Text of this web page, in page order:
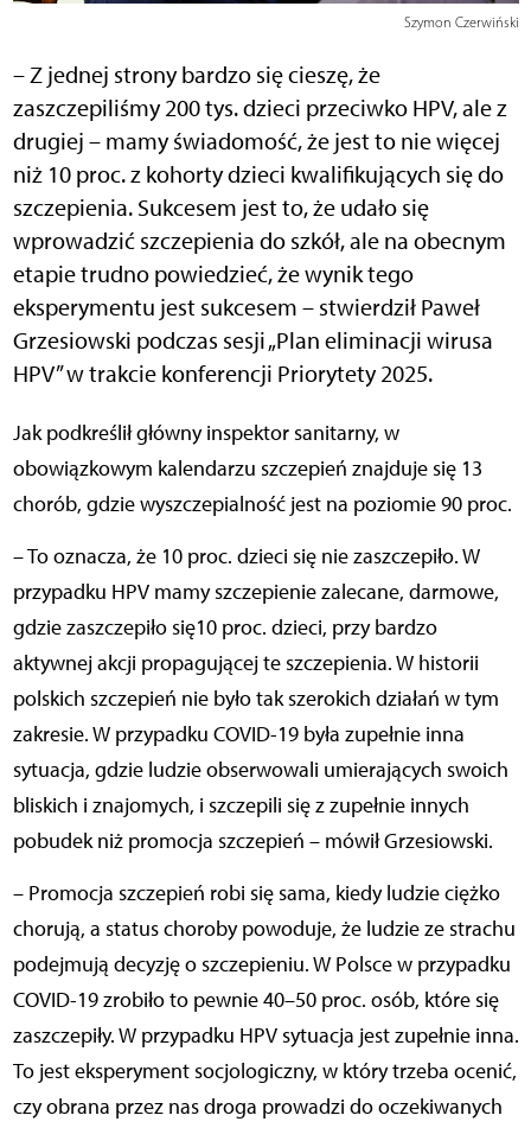
Szymon Czerwiński
– Z jednej strony bardzo się cieszę, że
zaszczepiliśmy 200 tys. dzieci przeciwko HPV, ale z
drugiej – mamy świadomość, że jest to nie więcej
niż 10 proc. z kohorty dzieci kwalifikujących się do
szczepienia. Sukcesem jest to, że udało się
wprowadzić szczepienia do szkół, ale na obecnym
etapie trudno powiedzieć, że wynik tego
eksperymentu jest sukcesem – stwierdził Paweł
Grzesiowski podczas sesji „Plan eliminacji wirusa
HPV” w trakcie konferencji Priorytety 2025.
Jak podkreślił główny inspektor sanitarny, w
obowiązkowym kalendarzu szczepień znajduje się 13
chorób, gdzie wyszczepialność jest na poziomie 90 proc.
– To oznacza, że 10 proc. dzieci się nie zaszczepiło. W
przypadku HPV mamy szczepienie zalecane, darmowe,
gdzie zaszczepiło się10 proc. dzieci, przy bardzo
aktywnej akcji propagującej te szczepienia. W historii
polskich szczepień nie było tak szerokich działań w tym
zakresie. W przypadku COVID-19 była zupełnie inna
sytuacja, gdzie ludzie obserwowali umierających swoich
bliskich i znajomych, i szczepili się z zupełnie innych
pobudek niż promocja szczepień – mówił Grzesiowski.
– Promocja szczepień robi się sama, kiedy ludzie ciężko
chorują, a status choroby powoduje, że ludzie ze strachu
podejmują decyzję o szczepieniu. W Polsce w przypadku
COVID-19 zrobiło to pewnie 40–50 proc. osób, które się
zaszczepiły. W przypadku HPV sytuacja jest zupełnie inna.
To jest eksperyment socjologiczny, w który trzeba ocenić,
czy obrana przez nas droga prowadzi do oczekiwanych